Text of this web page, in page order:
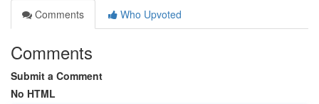
Comments
Who Upvoted
Comments
Submit a Comment
No HTML